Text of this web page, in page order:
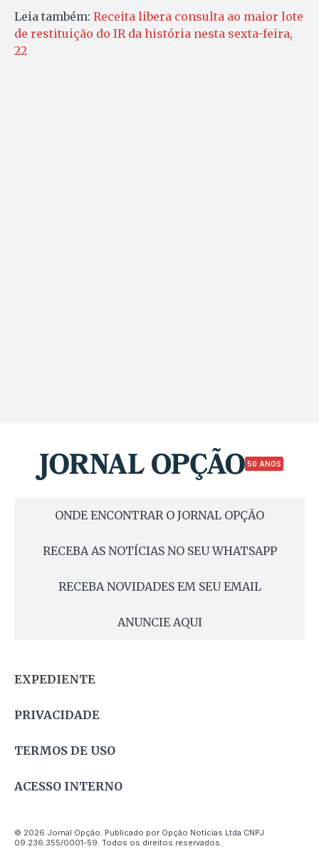
Leia também: Receita libera consulta ao maior lote
de restituição do IR da história nesta sexta-feira,
22
50 ANOS
ONDE ENCONTRAR O JORNAL OPÇÃO
RECEBA AS NOTÍCIAS NO SEU WHATSAPP
RECEBA NOVIDADES EM SEU EMAIL
ANUNCIE AQUI
EXPEDIENTE
PRIVACIDADE
TERMOS DE USO
ACESSO INTERNO
© 2026 Jornal Opção. Publicado por Opção Notícias Ltda CNPJ
09.236.355/0001-59. Todos os direitos reservados.